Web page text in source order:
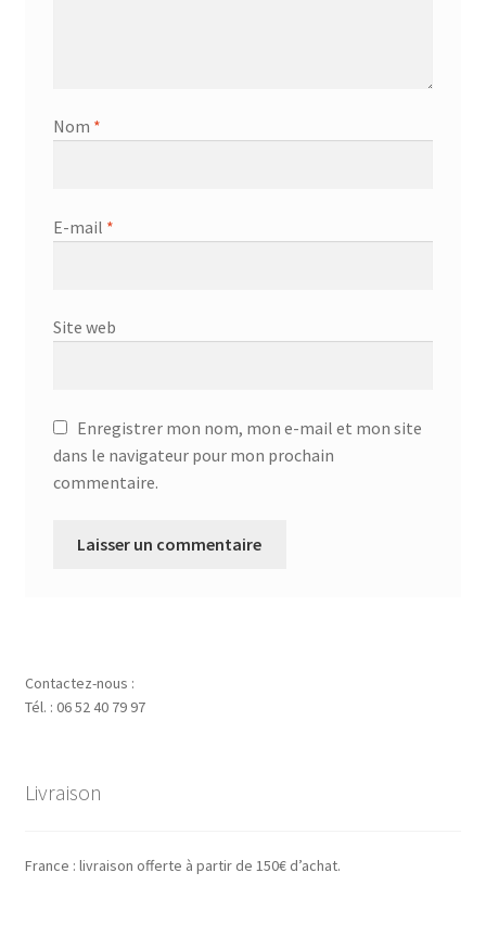
Nom *
E-mail *
Site web
Enregistrer mon nom, mon e-mail et mon site
dans le navigateur pour mon prochain
commentaire.
Contactez-nous :
Tél. : 06 52 40 79 97
Livraison
France : livraison offerte à partir de 150€ d’achat.